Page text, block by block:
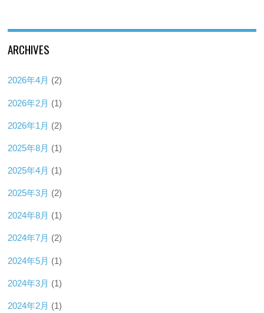
ARCHIVES
2026年4月 (2)
2026年2月 (1)
2026年1月 (2)
2025年8月 (1)
2025年4月 (1)
2025年3月 (2)
2024年8月 (1)
2024年7月 (2)
2024年5月 (1)
2024年3月 (1)
2024年2月 (1)